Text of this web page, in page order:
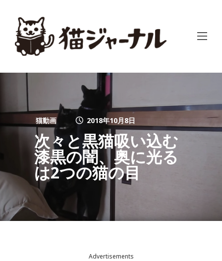
猫動画 2018年10月8日
次々と黒猫吸い込む
漆黒の闇、奥に光る
は2つの猫の目
Advertisements